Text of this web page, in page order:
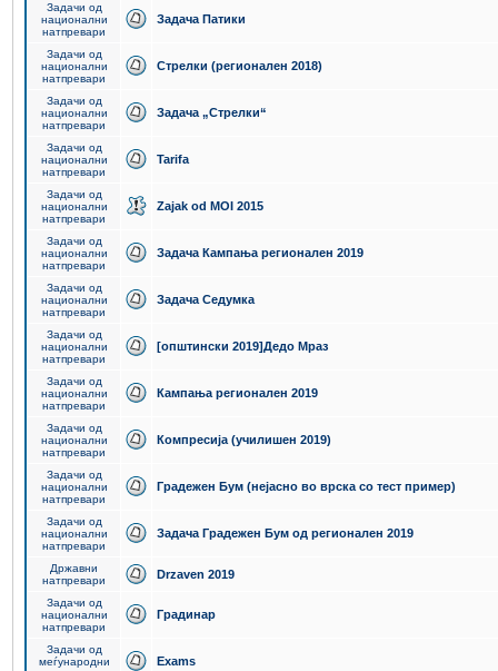
Задачи од
национални
натпревари
Задача Патики
Задачи од
национални
натпревари
Стрелки (регионален 2018)
Задачи од
национални
натпревари
Задача „Стрелки“
Задачи од
национални
натпревари
Tarifa
Задачи од
национални
натпревари
Zajak od MOI 2015
Задачи од
национални
натпревари
Задача Кампања регионален 2019
Задачи од
национални
натпревари
Задача Седумка
Задачи од
национални
натпревари
[општински 2019]Дедо Мраз
Задачи од
национални
натпревари
Кампања регионален 2019
Задачи од
национални
натпревари
Компресија (училишен 2019)
Задачи од
национални
натпревари
Градежен Бум (нејасно во врска со тест пример)
Задачи од
национални
натпревари
Задача Градежен Бум од регионален 2019
Државни
натпревари
Drzaven 2019
Задачи од
национални
натпревари
Градинар
Задачи од
меѓународни
Exams